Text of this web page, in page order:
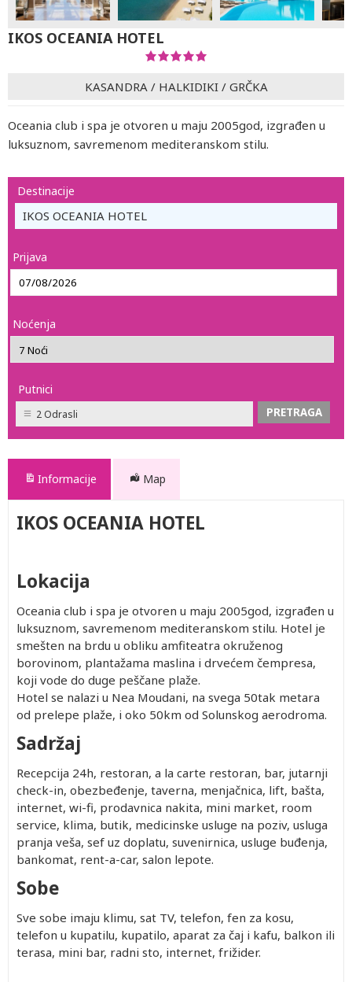
IKOS OCEANIA HOTEL
KASANDRA / HALKIDIKI/ GRČKA
Oceania club i spa je otvoren u maju 2005god, izgrađen u
luksuznom, savremenom mediteranskom stilu.
Destinacije
IKOS OCEANIA HOTEL
Prijava
Noćenja
Putnici
2 Odrasli
Informacije Map
IKOS OCEANIA HOTEL
Lokacija
Oceania club i spa je otvoren u maju 2005god, izgrađen u
luksuznom, savremenom mediteranskom stilu. Hotel je
smešten na brdu u obliku amfiteatra okruženog
borovinom, plantažama maslina i drvećem čempresa,
koji vode do duge peščane plaže.
Hotel se nalazi u Nea Moudani, na svega 50tak metara
od prelepe plaže, i oko 50km od Solunskog aerodroma.
Sadržaj
Recepcija 24h, restoran, a la carte restoran, bar, jutarnji
check-in, obezbeđenje, taverna, menjačnica, lift, bašta,
internet, wi-fi, prodavnica nakita, mini market, room
service, klima, butik, medicinske usluge na poziv, usluga
pranja veša, sef uz doplatu, suvenirnica, usluge buđenja,
bankomat, rent-a-car, salon lepote.
Sobe
Sve sobe imaju klimu, sat TV, telefon, fen za kosu,
telefon u kupatilu, kupatilo, aparat za čaj i kafu, balkon ili
terasa, mini bar, radni sto, internet, frižider.